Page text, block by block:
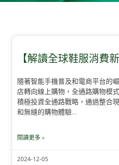
【解讀全球鞋服消費
隨著智能手機普及和電商平台的
店轉向線上購物，全通路購物模
積極投資全通路戰略，通過整合
和無縫的購物體驗…
閱讀更多 »
2024-12-05